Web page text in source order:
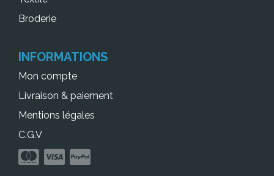
Broderie
INFORMATIONS
Mon compte
Livraison & paiement
Mentions légales
C.G.V